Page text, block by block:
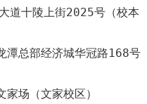
道十陵上街2025号（校本
部经济城华冠路168号
（文家校区）